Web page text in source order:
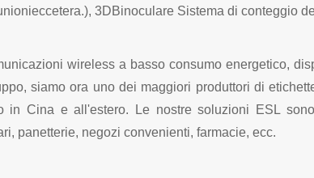
eccetera.), 3DBinoculare Sistema di conteggio
wireless a basso consumo energetico,
siamo ora uno dei maggiori produttori di
Cina e all'estero. Le nostre soluzioni ESL
panetterie, negozi convenienti, farmacie, ecc.